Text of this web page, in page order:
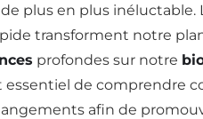
de plus en plus inéluctable.
transforment notre
profondes sur notre
essentiel de comprendre
afin de